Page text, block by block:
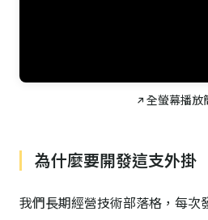
↗ 全螢幕播放
為什麼要開發這支外掛
我們長期經營技術部落格，每次